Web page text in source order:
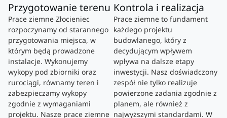
Przygotowanie terenu
Prace ziemne Złocieniec
rozpoczynamy od starannego
przygotowania miejsca, w
którym będą prowadzone
instalacje. Wykonujemy
wykopy pod zbiorniki oraz
rurociągi, równamy teren i
zabezpieczamy wykopy
zgodnie z wymaganiami
projektu. Nasze prace ziemne
Kontrola i realizacja
Prace ziemne to fundament
każdego projektu
budowlanego, który z
decydującym wpływem
wpływa na dalsze etapy
inwestycji. Nasz doświadczony
zespół nie tylko realizuje
powierzone zadania zgodnie z
planem, ale również z
najwyższymi standardami. W